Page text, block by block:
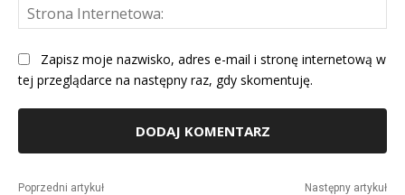
Zapisz moje nazwisko, adres e-mail i stronę internetową w
tej przeglądarce na następny raz, gdy skomentuję.
Poprzedni artykuł Następny artykuł